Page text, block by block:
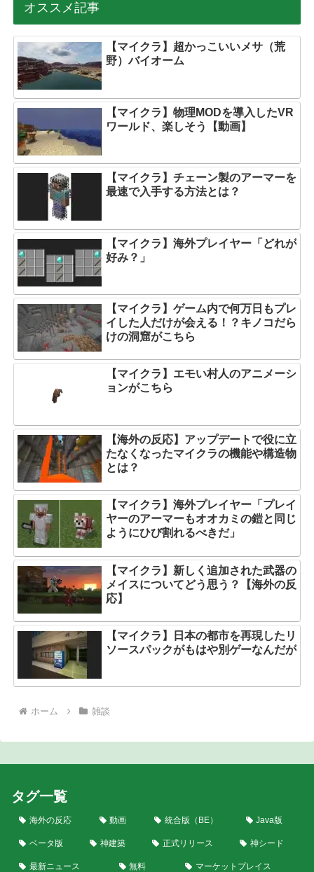
オススメ記事
【マイクラ】超かっこいいメサ（荒
野）バイオーム
【マイクラ】物理MODを導入したVR
ワールド、楽しそう【動画】
【マイクラ】チェーン製のアーマーを
最速で入手する方法とは？
【マイクラ】海外プレイヤー「どれが
好み？」
【マイクラ】ゲーム内で何万日もプレ
イした人だけが会える！？キノコだら
けの洞窟がこちら
【マイクラ】エモい村人のアニメーシ
ョンがこちら
【海外の反応】アップデートで役に立
たなくなったマイクラの機能や構造物
とは？
【マイクラ】海外プレイヤー「プレイ
ヤーのアーマーもオオカミの鎧と同じ
ようにひび割れるべきだ」
【マイクラ】新しく追加された武器の
メイスについてどう思う？【海外の反
応】
【マイクラ】日本の都市を再現したリ
ソースパックがもはや別ゲーなんだが
ホーム 雑談
タグ一覧
海外の反応 動画 統合版（BE） Java版
ベータ版 神建築 正式リリース 神シード
最新ニュース 無料 マーケットプレイス